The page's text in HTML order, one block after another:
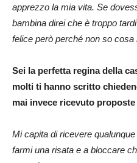
apprezzo la mia vita. Se
bambina direi che è troppo
felice però perché non so cosa
Sei la perfetta regina della
molti ti hanno scritto
mai invece ricevuto
Mi capita di ricevere
farmi una risata e a bloccare